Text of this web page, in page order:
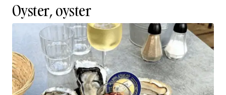
Oyster, oyster